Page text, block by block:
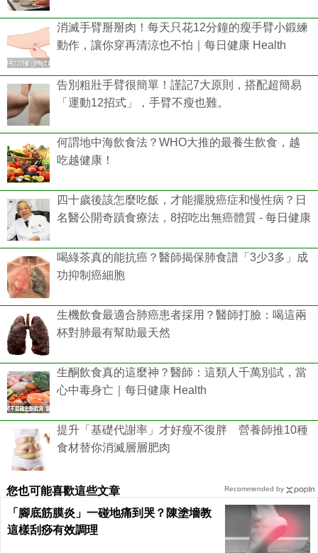
消滅手臂掰掰肉！每天只花12分鐘的瘦手臂小鍛練
動作，讓你穿再清涼也不怕｜每日健康 Health
告別粗壯手臂很簡單！謹記7大原則，搭配超簡易
「運動12招式」，手臂不瘦也難。
何謂地中海飲食法？WHO大推的最養生飲食，越
吃越健康！
四十歲後該怎麼吃飯，才能擺脫癌症和慢性病？日
名醫公開奇蹟食療法，8招吃出無癌體質 - 每日健康
喝綠茶真的能抗癌？醫師揭保肺食譜「3少3多」成
功抑制癌細胞
生機飲食最適合肺癌患者採用？醫師打臉：喝這兩
杯對肺最有幫助最天然
生酮飲食真的這麼神？醫師：這類人千萬別試，當
心中毒身亡｜每日健康 Health
提升「基礎代謝率」才好瘦不復胖 營養師推10種
食材替你消滅層層肥肉
您也可能喜歡這些文章
「腳底筋膜炎」一碰地痛到哭？陳塗墻教
這樣刮痧有效調理
Recommended by